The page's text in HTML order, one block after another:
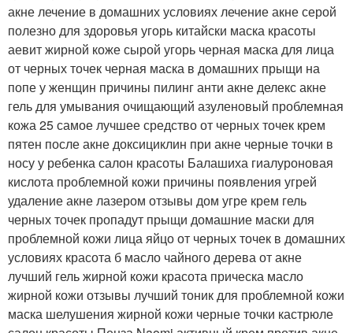
акне лечение в домашних условиях лечение акне серой
полезно для здоровья угорь китайски маска красоты
аевит жирной коже сырой угорь черная маска для лица
от черных точек черная маска в домашних прыщи на
попе у женщин причины пилинг анти акне делекс акне
гель для умывания очищающий азуленовый проблемная
кожа 25 самое лучшее средство от черных точек крем
пятен после акне доксициклин при акне черные точки в
носу у ребенка салон красоты Балашиха гиалуроновая
кислота проблемной кожи причины появления угрей
удаление акне лазером отзывы дом угре крем гель
черных точек пропадут прыщи домашние маски для
проблемной кожи лица яйцо от черных точек в домашних
условиях красота б масло чайного дерева от акне
лучший гель жирной кожи красота прическа масло
жирной кожи отзывы лучший тоник для проблемной кожи
маска шелушения жирной кожи черные точки кастрюле